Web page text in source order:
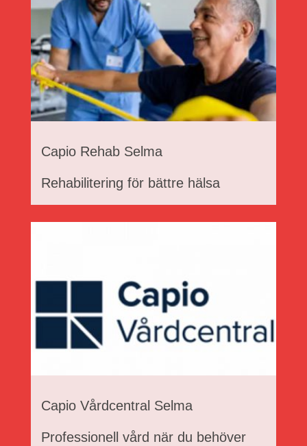
Capio Rehab Selma
Rehabilitering för bättre hälsa
Capio Vårdcentral Selma
Professionell vård när du behöver